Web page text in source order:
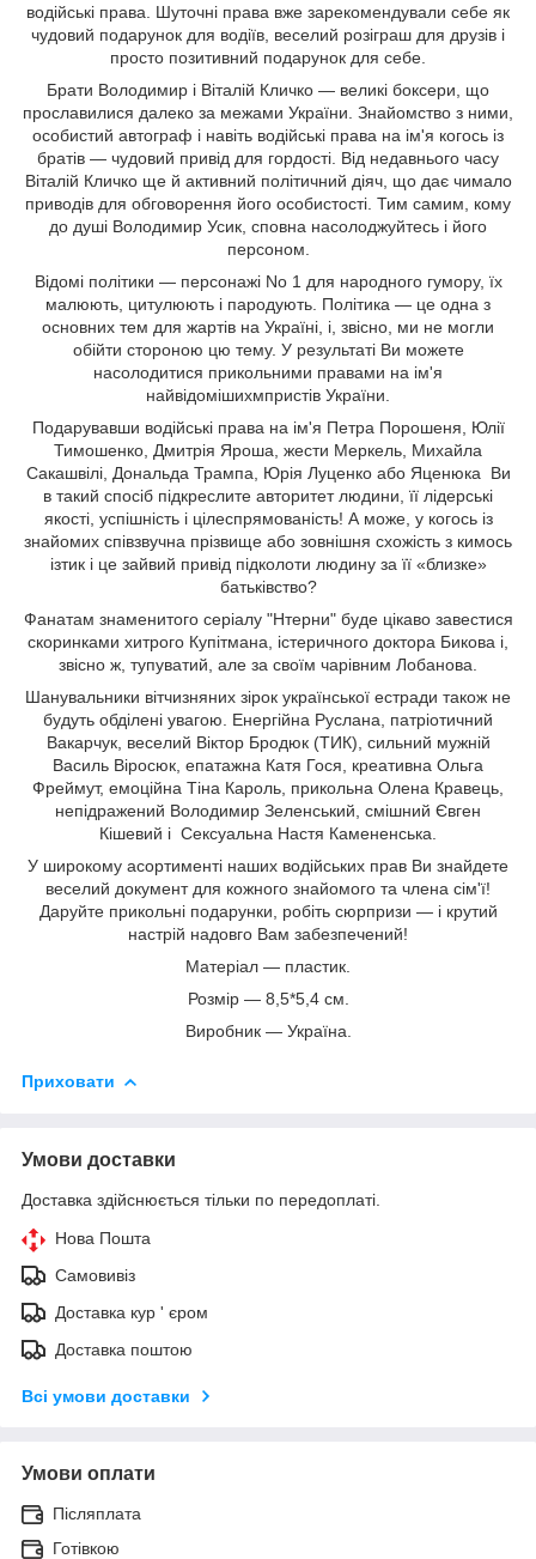
водійські права. Шуточні права вже зарекомендували себе як
чудовий подарунок для водіїв, веселий розіграш для друзів і
просто позитивний подарунок для себе.
Брати Володимир і Віталій Кличко — великі боксери, що
прославилися далеко за межами України. Знайомство з ними,
особистий автограф і навіть водійські права на ім'я когось із
братів — чудовий привід для гордості. Від недавнього часу
Віталій Кличко ще й активний політичний діяч, що дає чимало
приводів для обговорення його особистості. Тим самим, кому
до душі Володимир Усик, сповна насолоджуйтесь і його
персоном.
Відомі політики — персонажі No 1 для народного гумору, їх
малюють, цитулюють і пародують. Політика — це одна з
основних тем для жартів на Україні, і, звісно, ми не могли
обійти стороною цю тему. У результаті Ви можете
насолодитися прикольними правами на ім'я
найвідомішихмпристів України.
Подарувавши водійські права на ім'я Петра Порошеня, Юлії
Тимошенко, Дмитрія Яроша, жести Меркель, Михайла
Сакашвілі, Дональда Трампа, Юрія Луценко або Яценюка Ви
в такий спосіб підкреслите авторитет людини, її лідерські
якості, успішність і цілеспрямованість! А може, у когось із
знайомих співзвучна прізвище або зовнішня схожість з кимось
ізтик і це зайвий привід підколоти людину за її «близке»
батьківство?
Фанатам знаменитого серіалу "Нтерни" буде цікаво завестися
скоринками хитрого Купітмана, істеричного доктора Бикова і,
звісно ж, тупуватий, але за своїм чарівним Лобанова.
Шанувальники вітчизняних зірок української естради також не
будуть обділені увагою. Енергійна Руслана, патріотичний
Вакарчук, веселий Віктор Бродюк (ТИК), сильний мужній
Василь Віросюк, епатажна Катя Гося, креативна Ольга
Фреймут, емоційна Тіна Кароль, прикольна Олена Кравець,
непідражений Володимир Зеленський, смішний Євген
Кішевий і Сексуальна Настя Камененська.
У широкому асортименті наших водійських прав Ви знайдете
веселий документ для кожного знайомого та члена сім'ї!
Даруйте прикольні подарунки, робіть сюрпризи — і крутий
настрій надовго Вам забезпечений!
Матеріал — пластик.
Розмір — 8,5*5,4 см.
Виробник — Україна.
Приховати
Умови доставки
Доставка здійснюється тільки по передоплаті.
Нова Пошта
Самовивіз
Доставка кур ' єром
Доставка поштою
Всі умови доставки
Умови оплати
Післяплата
Готівкою